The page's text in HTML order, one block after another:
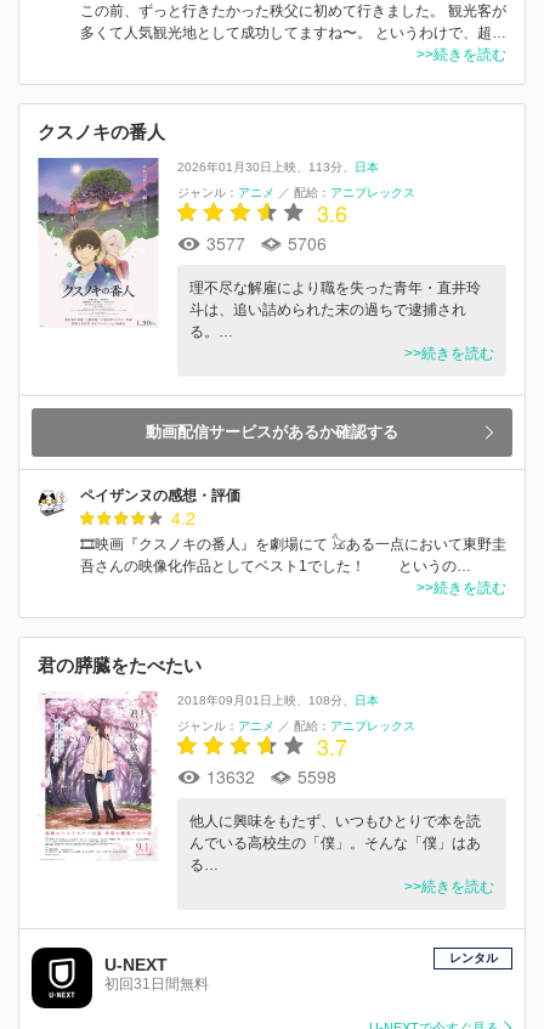
この前、ずっと行きたかった秩父に初めて行きました。 観光客が
多くて人気観光地として成功してますね〜。 というわけで、超…
>>続きを読む
クスノキの番人
2026年01月30日上映 113分
日本
ジャンル： アニメ ／ 配給： アニプレックス
3.6
3577 5706
理不尽な解雇により職を失った青年・直井玲
斗は、追い詰められた末の過ちで逮捕され
る。…
>>続きを読む
動画配信サービスがあるか確認する
ペイザンヌの感想・評価
4.2
🎞映画『クスノキの番人』を劇場にて 𓃠ある一点において東野圭
吾さんの映像化作品としてベスト1でした！ というの…
>>続きを読む
君の膵臓をたべたい
2018年09月01日上映 108分
日本
ジャンル： アニメ ／ 配給： アニプレックス
3.7
13632 5598
他人に興味をもたず、いつもひとりで本を読
んでいる高校生の「僕」。そんな「僕」はあ
る…
>>続きを読む
U-NEXT
初回31日間無料
レンタル